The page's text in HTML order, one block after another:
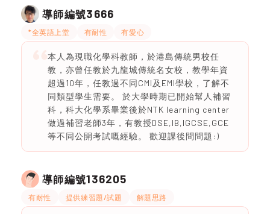
導師編號3666
*全英語上堂 有耐性 有愛心
本人為現職化學科教師，於港島傳統男校任
教，亦曾任教於九龍城傳統名女校，教學年資
超過10年，任教過不同CMI及EMI學校，了解不
同類型學生需要。 於大學時期已開始幫人補習
科，科大化學系畢業後於NTK learning center
做過補習老師3年，有教授DSE,IB,IGCSE,GCE
等不同公開考試嘅經驗。 歡迎課後問問題:)
導師編號136205
有耐性 提供練習題/試題 解題思路